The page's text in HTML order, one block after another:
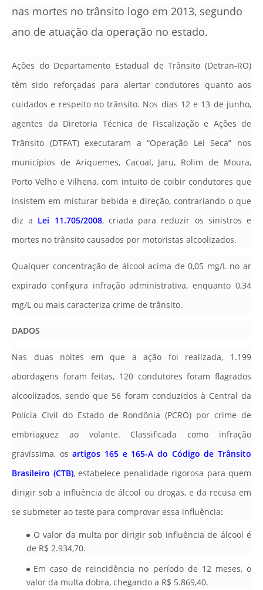
nas mortes no trânsito logo em 2013, segundo
ano de atuação da operação no estado.
Ações do Departamento Estadual de Trânsito (Detran-RO)
têm sido reforçadas para alertar condutores quanto aos
cuidados e respeito no trânsito. Nos dias 12 e 13 de junho,
agentes da Diretoria Técnica de Fiscalização e Ações de
Trânsito (DTFAT) executaram a “Operação Lei Seca” nos
municípios de Ariquemes, Cacoal, Jaru, Rolim de Moura,
Porto Velho e Vilhena, com intuito de coibir condutores que
insistem em misturar bebida e direção, contrariando o que
diz a Lei 11.705/2008, criada para reduzir os sinistros e
mortes no trânsito causados por motoristas alcoolizados.
Qualquer concentração de álcool acima de 0,05 mg/L no ar
expirado configura infração administrativa, enquanto 0,34
mg/L ou mais caracteriza crime de trânsito.
DADOS
Nas duas noites em que a ação foi realizada, 1.199
abordagens foram feitas, 120 condutores foram flagrados
alcoolizados, sendo que 56 foram conduzidos à Central da
Polícia Civil do Estado de Rondônia (PCRO) por crime de
embriaguez ao volante. Classificada como infração
gravíssima, osartigos 165 e 165-A do Código de Trânsito
Brasileiro (CTB), estabelece penalidade rigorosa para quem
dirigir sob a influência de álcool ou drogas, e da recusa em
se submeter ao teste para comprovar essa influência:
O valor da multa por dirigir sob influência de álcool é
de R$ 2.934,70.
Em caso de reincidência no período de 12 meses, o
valor da multa dobra, chegando a R$ 5.869,40.